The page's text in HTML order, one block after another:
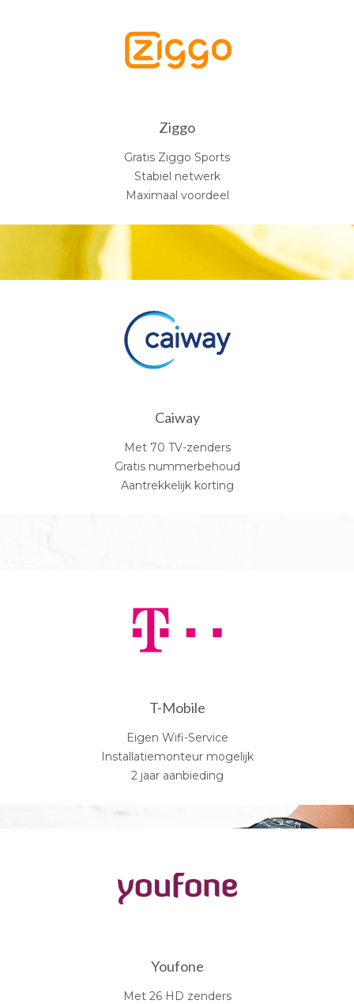
Ziggo
Gratis Ziggo Sports
Stabiel netwerk
Maximaal voordeel
Caiway
Met 70 TV-zenders
Gratis nummerbehoud
Aantrekkelijk korting
T-Mobile
Eigen Wifi-Service
Installatiemonteur mogelijk
2 jaar aanbieding
Youfone
Met 26 HD zenders